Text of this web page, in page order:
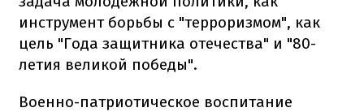
инструмент борьбы с "терроризмом", как
цель "Года защитника отечества" и "80-
летия великой победы".
Военно-патриотическое воспитание